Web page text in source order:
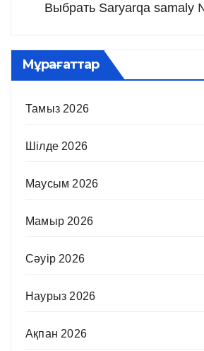
Выбрать Saryarqa samaly
Мұрағаттар
Тамыз 2026
Шілде 2026
Маусым 2026
Мамыр 2026
Сәуір 2026
Наурыз 2026
Ақпан 2026